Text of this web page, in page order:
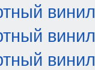
винил
винил
винил